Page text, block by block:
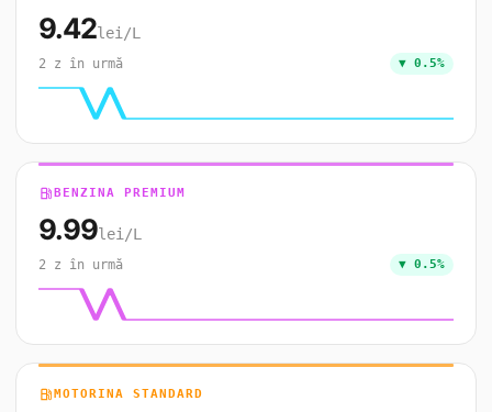
9.42lei/L
2 z în urmă ▼ 0.5%
local_gas_stationBENZINA PREMIUM
9.99lei/L
2 z în urmă ▼ 0.5%
local_gas_stationMOTORINA STANDARD